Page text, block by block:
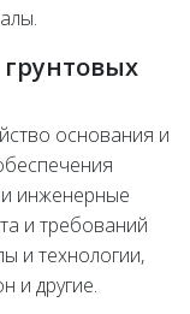
основания и
инженерные
и требований
и технологии,
и другие.